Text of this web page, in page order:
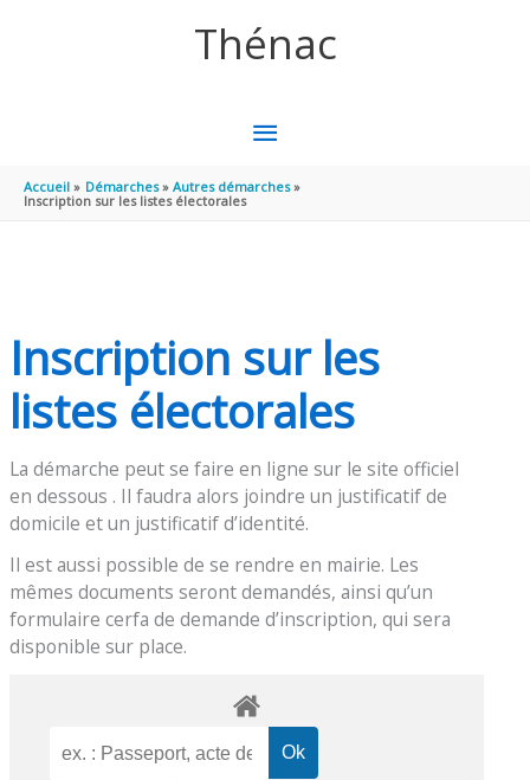
Thénac
MENU
PRINCIPAL
Accueil Démarches
Autres démarches
Inscription sur les listes électorales
Inscription sur les
listes électorales
La démarche peut se faire en ligne sur le site officiel
en dessous . Il faudra alors joindre un justificatif de
domicile et un justificatif d’identité.
Il est aussi possible de se rendre en mairie. Les
mêmes documents seront demandés, ainsi qu’un
formulaire cerfa de demande d’inscription, qui sera
disponible sur place.